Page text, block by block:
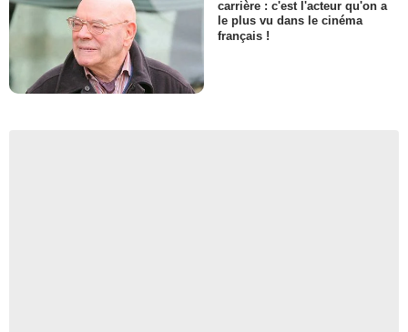
carrière : c'est l'acteur qu'on a
le plus vu dans le cinéma
français !